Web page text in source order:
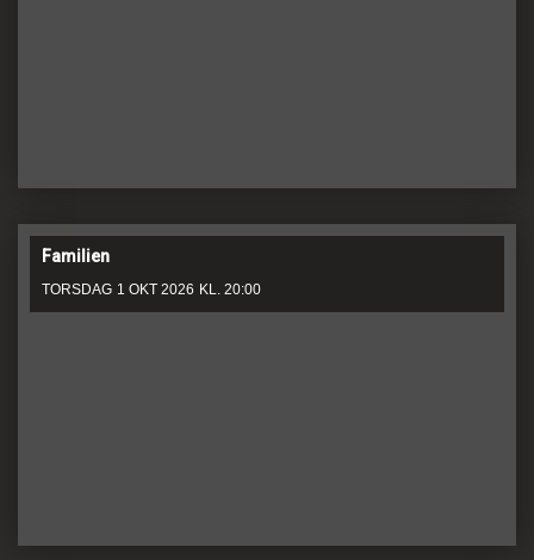
Familien
TORSDAG 1 OKT 2026 KL. 20:00